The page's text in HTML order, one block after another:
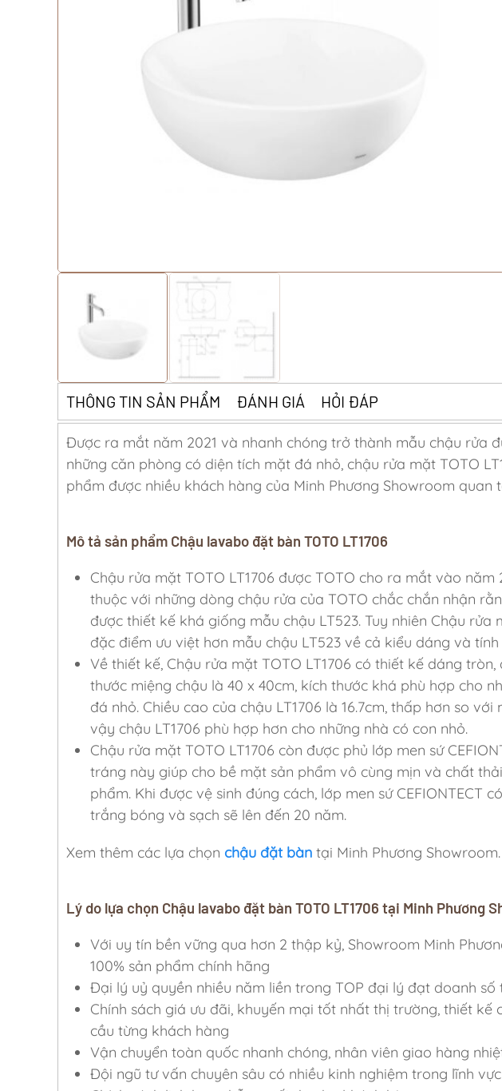
THÔNG TIN SẢN PHẨM ĐÁNH GIÁ HỎI ĐÁP
Được ra mắt năm 2021 và nhanh chóng trở thành mẫu chậu rửa
những căn phòng có diện tích mặt đá nhỏ, chậu rửa mặt TOTO
phẩm được nhiều khách hàng của Minh Phương Showroom quan
Mô tả sản phẩm Chậu lavabo đặt bàn TOTO LT1706
Chậu rửa mặt TOTO LT1706 được TOTO cho ra mắt vào năm
thuộc với những dòng chậu rửa của TOTO chắc chắn nhận
được thiết kế khá giống mẫu chậu LT523. Tuy nhiên Chậu rửa
đặc điểm ưu việt hơn mẫu chậu LT523 về cả kiểu dáng và tính
Về thiết kế, Chậu rửa mặt TOTO LT1706 có thiết kế dáng
thước miệng chậu là 40 x 40cm, kích thước khá phù hợp cho
đá nhỏ. Chiều cao của chậu LT1706 là 16.7cm, thấp hơn so với
vậy chậu LT1706 phù hợp hơn cho những nhà có con nhỏ.
Chậu rửa mặt TOTO LT1706 còn được phủ lớp men sứ
tráng này giúp cho bề mặt sản phẩm vô cùng mịn và chất
phẩm. Khi được vệ sinh đúng cách, lớp men sứ CEFIONTECT
trắng bóng và sạch sẽ lên đến 20 năm.
Xem thêm các lựa chọn chậu đặt bàn tại Minh Phương Showroom.
Lý do lựa chọn Chậu lavabo đặt bàn TOTO LT1706 tại Minh Phương
Với uy tín bền vững qua hơn 2 thập kỷ, Showroom Minh
100% sản phẩm chính hãng
Đại lý uỷ quyền nhiều năm liền trong TOP đại lý đạt doanh số
Chính sách giá ưu đãi, khuyến mại tốt nhất thị trường, thiết kế
cầu từng khách hàng
Vận chuyển toàn quốc nhanh chóng, nhân viên giao hàng
Đội ngũ tư vấn chuyên sâu có nhiều kinh nghiệm trong lĩnh